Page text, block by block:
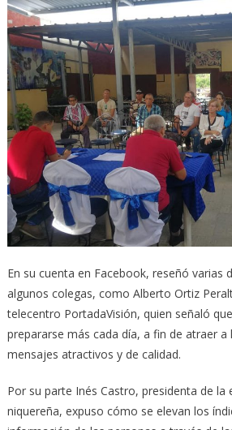
En su cuenta en Facebook, reseñó varias
algunos colegas, como Alberto Ortiz
telecentro PortadaVisión, quien señaló
prepararse más cada día, a fin de atraer
mensajes atractivos y de calidad.
Por su parte Inés Castro, presidenta de la
niquereña, expuso cómo se elevan los